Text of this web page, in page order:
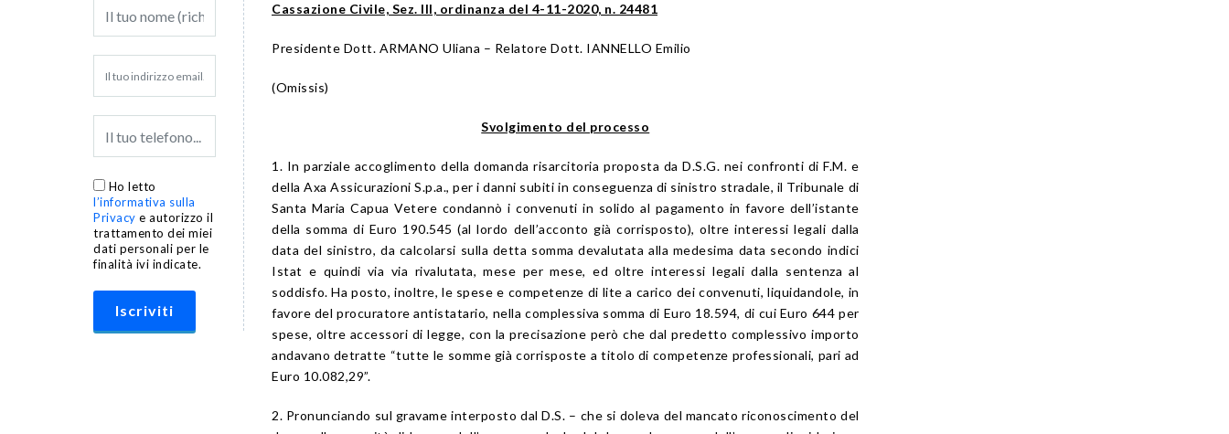
Ho letto
l’informativa sulla
Privacy e autorizzo il
trattamento dei miei
dati personali per le
finalità ivi indicate.
Cassazione Civile, Sez. III, ordinanza del 4-11-2020, n. 24481
Presidente Dott. ARMANO Uliana – Relatore Dott. IANNELLO Emilio
(Omissis)
Svolgimento del processo
1. In parziale accoglimento della domanda risarcitoria proposta da D.S.G. nei confronti di F.M. e
della Axa Assicurazioni S.p.a., per i danni subiti in conseguenza di sinistro stradale, il Tribunale di
Santa Maria Capua Vetere condannò i convenuti in solido al pagamento in favore dell’istante
della somma di Euro 190.545 (al lordo dell’acconto già corrisposto), oltre interessi legali dalla
data del sinistro, da calcolarsi sulla detta somma devalutata alla medesima data secondo indici
Istat e quindi via via rivalutata, mese per mese, ed oltre interessi legali dalla sentenza al
soddisfo. Ha posto, inoltre, le spese e competenze di lite a carico dei convenuti, liquidandole, in
favore del procuratore antistatario, nella complessiva somma di Euro 18.594, di cui Euro 644 per
spese, oltre accessori di legge, con la precisazione però che dal predetto complessivo importo
andavano detratte “tutte le somme già corrisposte a titolo di competenze professionali, pari ad
Euro 10.082,29”.
2. Pronunciando sul gravame interposto dal D.S. – che si doleva del mancato riconoscimento del